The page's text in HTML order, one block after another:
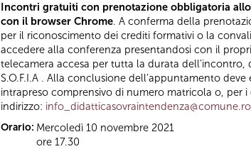
Incontri gratuiti con prenotazione obbligatoria
con il browser Chrome. A conferma della
per il riconoscimento dei crediti formativi o la
accedere alla conferenza presentandosi con il
telecamera accesa per tutta la durata dell'incontro,
S.O.F.I.A . Alla conclusione dell’appuntamento
intrapreso comprensivo di numero matricola o, per
indirizzo:
Orario: Mercoledì 10 novembre 2021
ore 17.30